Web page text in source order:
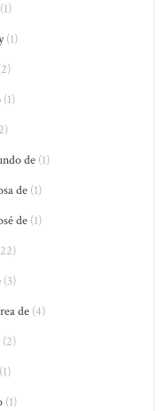
(1)
(1)
de (1)
de(1)
de(1)
(3)
de(4)
(2)
(1)
(1)